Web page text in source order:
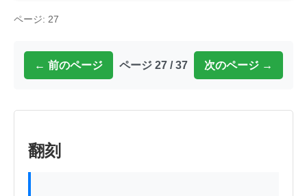
ページ: 27
← 前のページ ページ 27 / 37 次のページ →
翻刻